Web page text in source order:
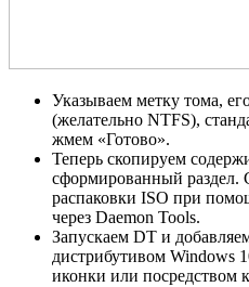
Указываем метку тома,
(желательно NTFS),
жмем «Готово».
Теперь скопируем
сформированный раздел.
распаковки ISO при
через Daemon Tools.
Запускаем DT и
дистрибутивом Windows
иконки или посредством